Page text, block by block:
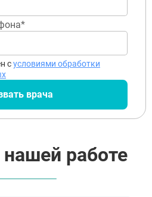
сусловиями обработки
врача
работе